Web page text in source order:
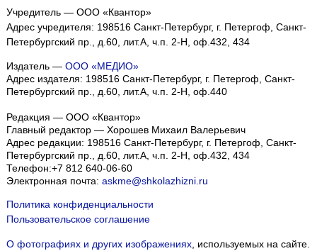
Учредитель — ООО «Квантор»
Адрес учредителя: 198516 Санкт-Петербург, г. Петергоф, Санкт-
Петербургский пр., д.60, лит.А, ч.п. 2-Н, оф.432, 434
Издатель — ООО «МЕДИО»
Адрес издателя: 198516 Санкт-Петербург, г. Петергоф, Санкт-
Петербургский пр., д.60, лит.А, ч.п. 2-Н, оф.440
Редакция — ООО «Квантор»
Главный редактор — Хорошев Михаил Валерьевич
Адрес редакции: 198516 Санкт-Петербург, г. Петергоф Санкт-
Петербургский пр., д.60, лит.А, ч.п. 2-Н, оф.432, 434
Телефон:+7 812 640-06-60
Электронная почта: askme@shkolazhizni.ru
Политика конфиденциальности
Пользовательское соглашение
О фотографиях и других изображениях, используемых на сайте.